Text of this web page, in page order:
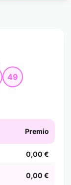
49
Premio
0,00 €
0,00 €